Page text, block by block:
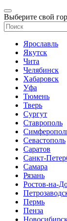
Выберите свой
Ярославль
Якутск
Чита
Челябинск
Хабаровск
Уфа
Тюмень
Тверь
Сургут
Ставрополь
Севастополь
Саратов
Санкт-
Самара
Рязань
Ростов-на-
Пермь
Пенза